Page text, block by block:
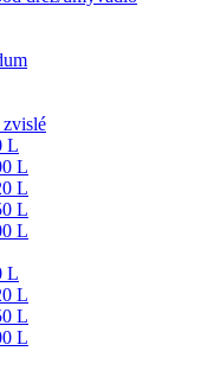
zvislé
L
L
L
L
L
L
L
L
L